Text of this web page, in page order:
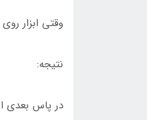
وقتی ابزار
نتیجه:
در پاس بعدی